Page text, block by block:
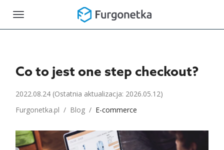
Toggle
Co to jest one step checkout?
2022.08.24 (Ostatnia aktualizacja: 2026.05.12)
Furgonetka.pl / Blog / E-commerce